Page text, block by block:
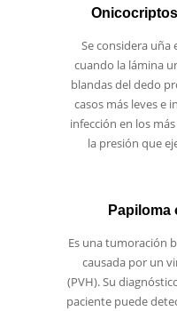
Se considera
cuando la lámina
blandas del dedo
casos más leves e
infección en los
la presión que
Papiloma
Es una tumoración
causada por un
(PVH). Su
paciente puede